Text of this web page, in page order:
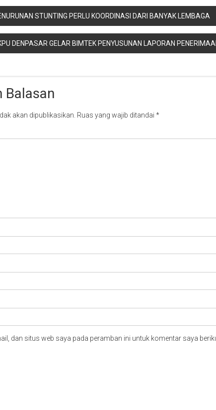
STUNTING PERLU KOORDINASI DARI BANYAK LEMBAGA
DENPASAR GELAR BIMTEK PENYUSUNAN LAPORAN
Balasan
akan dipublikasikan. Ruas yang wajib ditandai *
dan situs web saya pada peramban ini untuk komentar saya